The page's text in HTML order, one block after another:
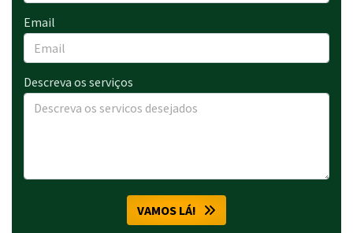
Email
Descreva os serviços
VAMOS LÁ!